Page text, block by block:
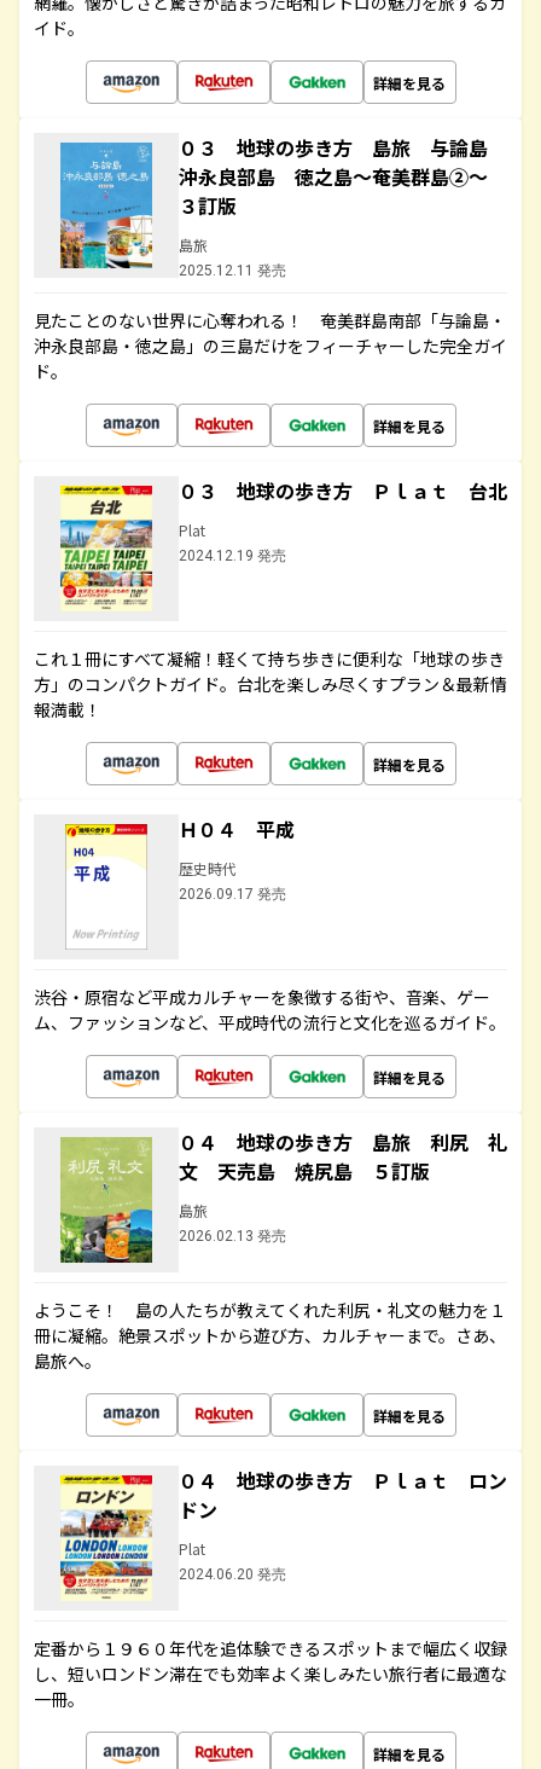
イド。
詳細を見る
０３ 地球の歩き方 島旅 与論島
沖永良部島 徳之島～奄美群島②～
３訂版
島旅
2025.12.11 発売
見たことのない世界に心奪われる！ 奄美群島南部「与論島・
沖永良部島・徳之島」の三島だけをフィーチャーした完全ガイ
ド。
詳細を見る
０３ 地球の歩き方 Ｐｌａｔ 台北
Plat
2024.12.19 発売
これ１冊にすべて凝縮！軽くて持ち歩きに便利な「地球の歩き
方」のコンパクトガイド。台北を楽しみ尽くすプラン＆最新情
報満載！
詳細を見る
Ｈ０４ 平成
歴史時代
2026.09.17 発売
渋谷・原宿など平成カルチャーを象徴する街や、音楽、ゲー
ム、ファッションなど、平成時代の流行と文化を巡るガイド。
詳細を見る
０４ 地球の歩き方 島旅 利尻 礼
文 天売島 焼尻島 ５訂版
島旅
2026.02.13 発売
ようこそ！ 島の人たちが教えてくれた利尻・礼文の魅力を１
冊に凝縮。絶景スポットから遊び方、カルチャーまで。さあ、
島旅へ。
詳細を見る
０４ 地球の歩き方 Ｐｌａｔ ロン
ドン
Plat
2024.06.20 発売
定番から１９６０年代を追体験できるスポットまで幅広く収録
し、短いロンドン滞在でも効率よく楽しみたい旅行者に最適な
一冊。
詳細を見る